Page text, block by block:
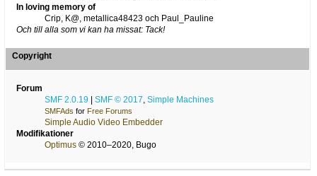
In loving memory of
Crip, K@, metallica48423 och Paul_Pauline
Och till alla som vi kan ha missat: Tack!
Copyright
Forum
SMF 2.0.19
SMF © 2017, Simple Machines
SMFAds for Free Forums
Simple Audio Video Embedder
Modifikationer
Optimus© 2010–2020, Bugo